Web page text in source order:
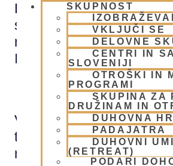
SKUPNOST
VKLJUČI SE
DELOVNE
CENTRI IN
SLOVENIJI
OTROŠKI IN
PROGRAMI
SKUPINA ZA
DRUŽINAM IN
DUHOVNA
PADAJATRA
DUHOVNI
(RETREAT)
PODARI
Leta 1965 je z ladjo priplul
skoraj nič denarja, kjer je
registriral organizacijo
ISKCON.
V prihajajočih letih je
trideset knjižnih del, med
najbolj pomembna: